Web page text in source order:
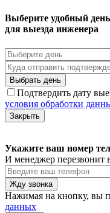
Выберите удобный день
для выезда инженера
Подтвердить дату
условия обработки
Закрыть
Укажите ваш номер
И менеджер перезвонит
Нажимая на кнопку, вы
данных